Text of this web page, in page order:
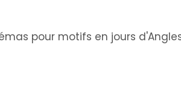
pour motifs en jours